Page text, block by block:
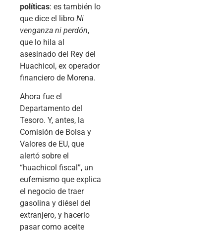
políticas: es también lo
que dice el libro Ni
venganza ni perdón,
que lo hila al
asesinado del Rey del
Huachicol, ex operador
financiero de Morena.
Ahora fue el
Departamento del
Tesoro. Y, antes, la
Comisión de Bolsa y
Valores de EU, que
alertó sobre el
“huachicol fiscal”, un
eufemismo que explica
el negocio de traer
gasolina y diésel del
extranjero, y hacerlo
pasar como aceite